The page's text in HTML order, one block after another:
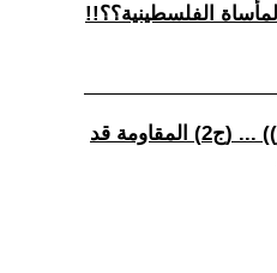
(17) ((التاريخ يبدأ من 7 أكتوبر)) ... (ج2) المقاومة قد